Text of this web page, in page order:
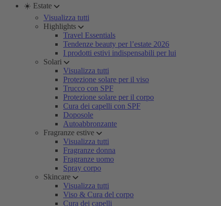
☀️ Estate
Visualizza tutti
Highlights
Travel Essentials
Tendenze beauty per l’estate 2026
I prodotti estivi indispensabili per lui
Solari
Visualizza tutti
Protezione solare per il viso
Trucco con SPF
Protezione solare per il corpo
Cura dei capelli con SPF
Doposole
Autoabbronzante
Fragranze estive
Visualizza tutti
Fragranze donna
Fragranze uomo
Spray corpo
Skincare
Visualizza tutti
Viso & Cura del corpo
Cura dei capelli